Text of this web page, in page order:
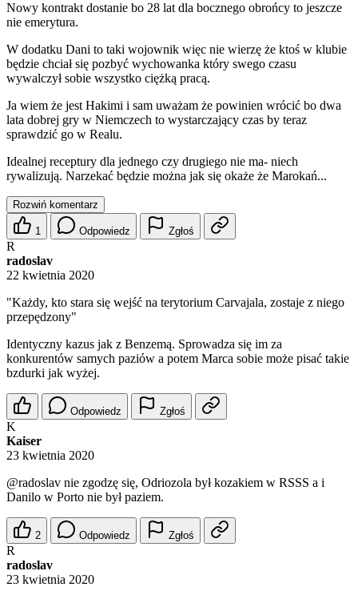
Nowy kontrakt dostanie bo 28 lat dla bocznego obrońcy to jeszcze
nie emerytura.
W dodatku Dani to taki wojownik więc nie wierzę że ktoś w klubie
będzie chciał się pozbyć wychowanka który swego czasu
wywalczył sobie wszystko ciężką pracą.
Ja wiem że jest Hakimi i sam uważam że powinien wrócić bo dwa
lata dobrej gry w Niemczech to wystarczający czas by teraz
sprawdzić go w Realu.
Idealnej receptury dla jednego czy drugiego nie ma- niech
rywalizują. Narzekać będzie można jak się okaże że Marokań...
Rozwiń komentarz
1 Odpowiedz Zgłoś
R
radoslav
22 kwietnia 2020
"Każdy, kto stara się wejść na terytorium Carvajala, zostaje z niego
przepędzony"
Identyczny kazus jak z Benzemą. Sprowadza się im za
konkurentów samych paziów a potem Marca sobie może pisać takie
bzdurki jak wyżej.
Odpowiedz Zgłoś
K
Kaiser
23 kwietnia 2020
@radoslav nie zgodzę się, Odriozola był kozakiem w RSSS a i
Danilo w Porto nie był paziem.
2 Odpowiedz Zgłoś
R
radoslav
23 kwietnia 2020